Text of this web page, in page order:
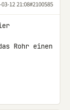
12 21:08#2100585
Rohr einen